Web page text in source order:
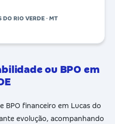
DO RIO VERDE · MT
ou BPO em
BPO financeiro em Lucas do
evolução, acompanhando